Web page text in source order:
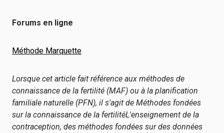
Forums en ligne
Méthode Marquette
Lorsque cet article fait référence aux méthodes de
connaissance de la fertilité (MAF) ou à la planification
familiale naturelle (PFN), il s'agit de Méthodes fondées
sur la connaissance de la fertilitéL'enseignement de la
contraception, des méthodes fondées sur des données